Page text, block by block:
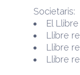
Societaris:
El
Llibre
Llibre
Llibre